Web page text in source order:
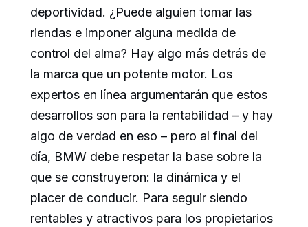
deportividad. ¿Puede alguien tomar las
riendas e imponer alguna medida de
control del alma? Hay algo más detrás de
la marca que un potente motor. Los
expertos en línea argumentarán que estos
desarrollos son para la rentabilidad – y hay
algo de verdad en eso – pero al final del
día, BMW debe respetar la base sobre la
que se construyeron: la dinámica y el
placer de conducir. Para seguir siendo
rentables y atractivos para los propietarios